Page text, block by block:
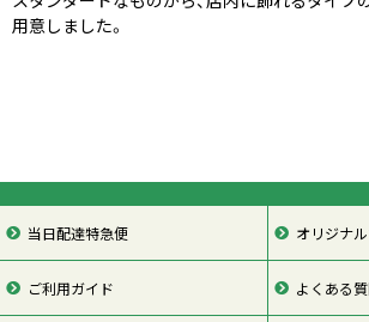
用意しました。
当日配達特急便 オリジナ
ご利用ガイド よくある